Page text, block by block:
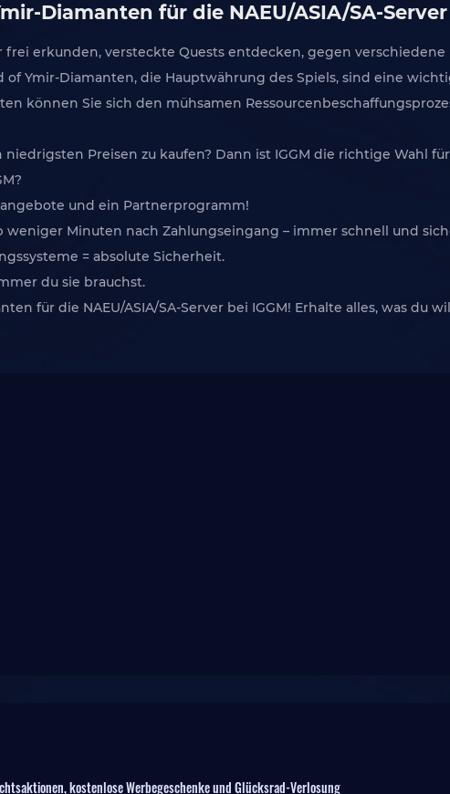
Diamanten für die NAEU/ASIA/SA-
erkunden, versteckte Quests entdecken, gegen
Ymir-Diamanten, die Hauptwährung des Spiels, sind eine
können Sie sich den mühsamen
Preisen zu kaufen? Dann ist IGGM die richtige Wahl für
und ein Partnerprogramm!
Minuten nach Zahlungseingang – immer schnell und
= absolute Sicherheit.
du sie brauchst.
für die NAEU/ASIA/SA-Server bei IGGM! Erhalte alles, was du
kostenlose Werbegeschenke und Glücksrad-Verlosung